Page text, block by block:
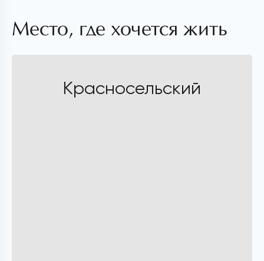
Место, где хочется жить
Красносельский